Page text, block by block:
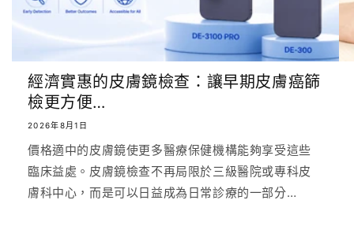
經濟實惠的皮膚鏡檢查：讓早期皮膚癌篩
檢更方便…
2026年8月1日
價格適中的皮膚鏡使更多醫療保健機構能夠享受這些
臨床益處。皮膚鏡檢查不再局限於三級醫院或專科皮
膚科中心，而是可以日益成為日常診療的一部分…